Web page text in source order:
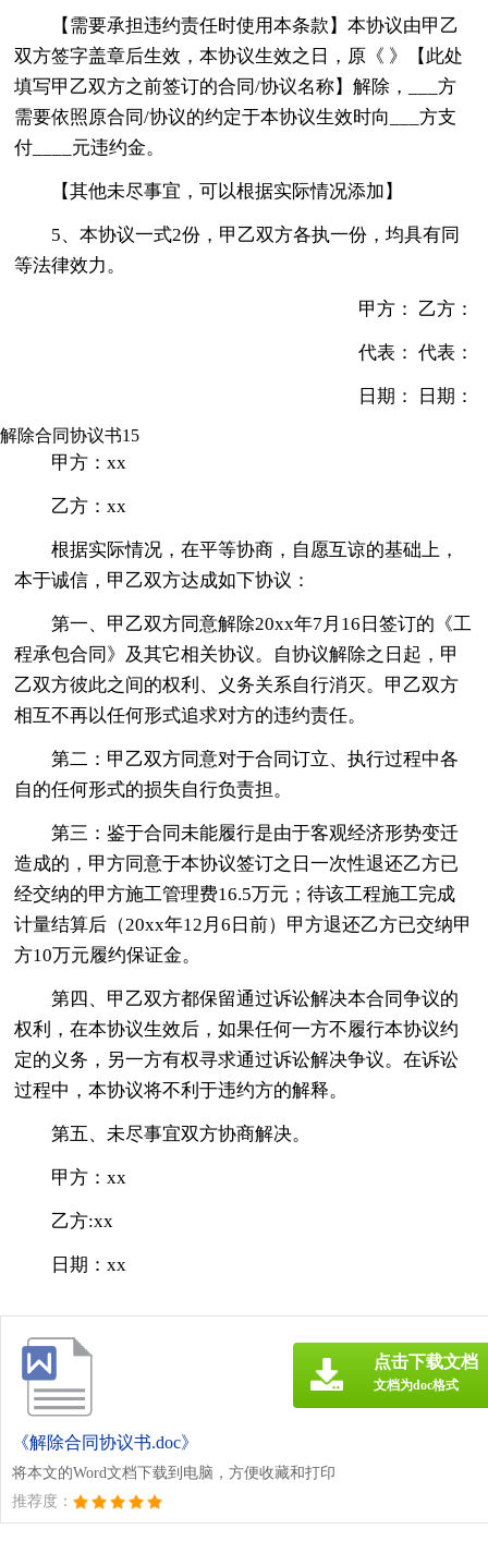
【需要承担违约责任时使用本条款】本协议由甲乙
双方签字盖章后生效，本协议生效之日，原《 》【此处
填写甲乙双方之前签订的合同/协议名称】解除，___方
需要依照原合同/协议的约定于本协议生效时向___方支
付____元违约金。
【其他未尽事宜，可以根据实际情况添加】
5、本协议一式2份，甲乙双方各执一份，均具有同
等法律效力。
甲方： 乙方：
代表： 代表：
日期： 日期：
解除合同协议书15
甲方：xx
乙方：xx
根据实际情况，在平等协商，自愿互谅的基础上，
本于诚信，甲乙双方达成如下协议：
第一、甲乙双方同意解除20xx年7月16日签订的《工
程承包合同》及其它相关协议。自协议解除之日起，甲
乙双方彼此之间的权利、义务关系自行消灭。甲乙双方
相互不再以任何形式追求对方的违约责任。
第二：甲乙双方同意对于合同订立、执行过程中各
自的任何形式的损失自行负责担。
第三：鉴于合同未能履行是由于客观经济形势变迁
造成的，甲方同意于本协议签订之日一次性退还乙方已
经交纳的甲方施工管理费16.5万元；待该工程施工完成
计量结算后（20xx年12月6日前）甲方退还乙方已交纳甲
方10万元履约保证金。
第四、甲乙双方都保留通过诉讼解决本合同争议的
权利，在本协议生效后，如果任何一方不履行本协议约
定的义务，另一方有权寻求通过诉讼解决争议。在诉讼
过程中，本协议将不利于违约方的解释。
第五、未尽事宜双方协商解决。
甲方：xx
乙方:xx
日期：xx
《解除合同协议书.doc》
将本文的Word文档下载到电脑，方便收藏和打印
推荐度：
点击下载文档
文档为doc格式